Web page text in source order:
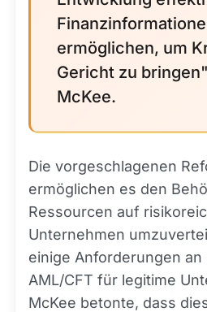
ermöglichen, um
Gericht zu
McKee.
Die vorgeschlagenen
ermöglichen es den
Ressourcen auf
Unternehmen
einige Anforderungen an
AML/CFT für legitime
McKee betonte, dass